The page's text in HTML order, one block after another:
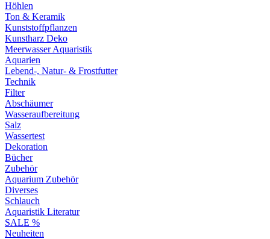
Höhlen
Ton & Keramik
Kunststoffpflanzen
Kunstharz Deko
Meerwasser Aquaristik
Aquarien
Lebend-, Natur- & Frostfutter
Technik
Filter
Abschäumer
Wasseraufbereitung
Salz
Wassertest
Dekoration
Bücher
Zubehör
Aquarium Zubehör
Diverses
Schlauch
Aquaristik Literatur
SALE %
Neuheiten